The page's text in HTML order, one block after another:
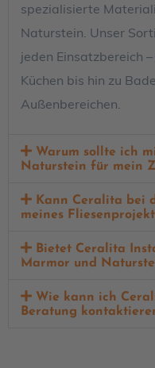
spezialisierte
Naturstein. Unser
jeden Einsatzbereich
Küchen bis hin zu
Außenbereichen.
Warum sollte ich
Naturstein für mein
Kann Ceralita bei
meines
Bietet Ceralita
Marmor und
Wie kann ich
Beratung